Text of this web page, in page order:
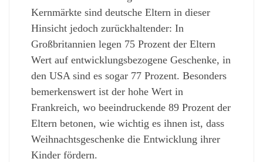
Kernmärkte sind deutsche Eltern in dieser
Hinsicht jedoch zurückhaltender: In
Großbritannien legen 75 Prozent der Eltern
Wert auf entwicklungsbezogene Geschenke, in
den USA sind es sogar 77 Prozent. Besonders
bemerkenswert ist der hohe Wert in
Frankreich, wo beeindruckende 89 Prozent der
Eltern betonen, wie wichtig es ihnen ist, dass
Weihnachtsgeschenke die Entwicklung ihrer
Kinder fördern.